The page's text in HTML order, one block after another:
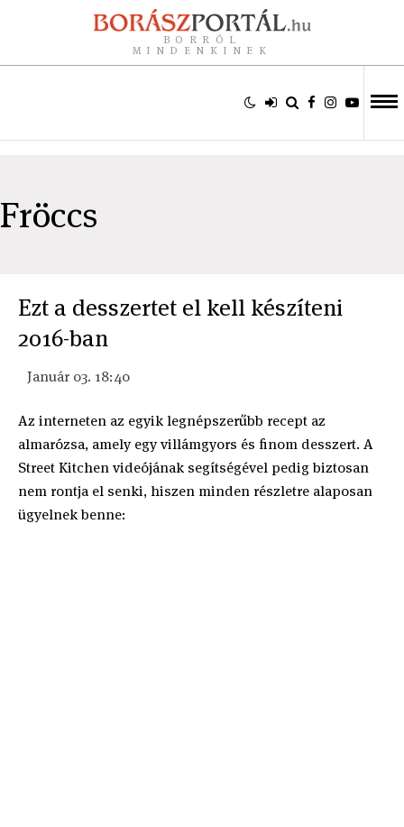
BORRÓL
MINDENKINEK
Fröccs
Ezt a desszertet el kell készíteni
2016-ban
Január 03. 18:40
Az interneten az egyik legnépszerűbb recept az
almarózsa, amely egy villámgyors és finom desszert. A
Street Kitchen videójának segítségével pedig biztosan
nem rontja el senki, hiszen minden részletre alaposan
ügyelnek benne: